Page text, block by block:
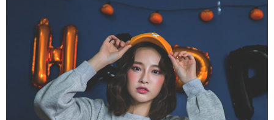
2. Melalui pautan SMS untuk membuka bil, anda boleh memilih untuk
membayar melalui "Kod bar kedai serbaneka / Kedai rasmi Taiwan
Mobile / Pemindahan bank / Pembayaran J街口 / iPASS MONEY" dan
saluran lain.
【Nota Penting】
1. Perkhidmatan ini disediakan oleh "Taiwan Mobile Co., Ltd." untuk
membolehkan pengguna membeli produk atau perkhidmatan melalui
perkhidmatan ini semasa transaksi, dan kedai akan menyerahkan hak
tuntutan harga jual/beli ansuran kepada syarikat ini untuk membayar bil
menggunakan bil syarikat ini.